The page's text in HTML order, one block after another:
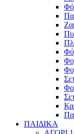
ΠΑΙΔΙΚΑ